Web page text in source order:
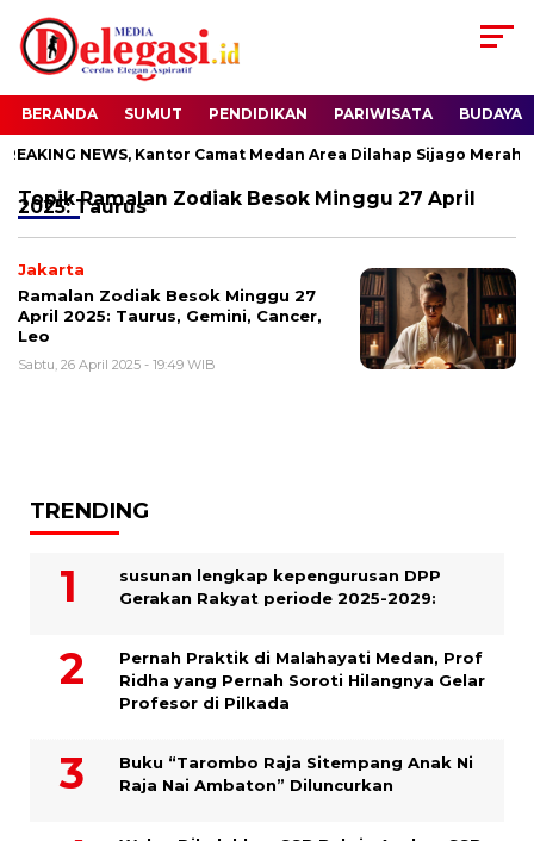
BERANDA SUMUT PENDIDIKAN PARIWISATA BUDAYA
NEWS, Kantor Camat Medan Area Dilahap Sijago Merah
TopikRamalan Zodiak Besok Minggu 27 April
2025: Taurus
Jakarta
Ramalan Zodiak Besok Minggu 27
April 2025: Taurus, Gemini, Cancer,
Leo
Sabtu, 26 April 2025 - 19:49 WIB
TRENDING
susunan lengkap kepengurusan DPP
Gerakan Rakyat periode 2025-2029:
Pernah Praktik di Malahayati Medan, Prof
Ridha yang Pernah Soroti Hilangnya Gelar
Profesor di Pilkada
Buku “Tarombo Raja Sitempang Anak Ni
Raja Nai Ambaton” Diluncurkan